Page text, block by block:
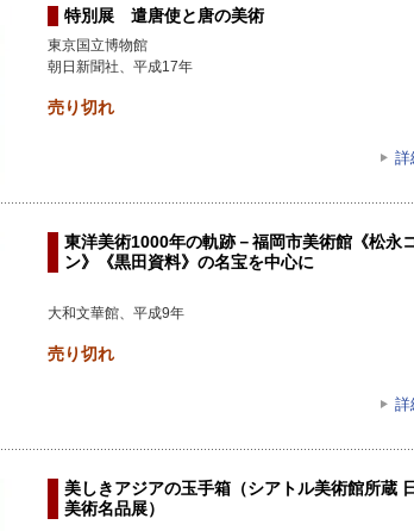
特別展 遣唐使と唐の美術
東京国立博物館
朝日新聞社、平成17年
売り切れ
詳
東洋美術1000年の軌跡－福岡市美術館《松永
ン》《黒田資料》の名宝を中心に
大和文華館、平成9年
売り切れ
詳
美しきアジアの玉手箱（シアトル美術館所蔵
美術名品展）